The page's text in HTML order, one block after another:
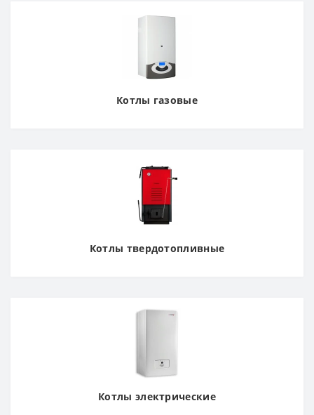
Котлы газовые
Котлы твердотопливные
Котлы электрические